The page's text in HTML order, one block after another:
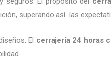
superando así las
El cerrajería 24 horas